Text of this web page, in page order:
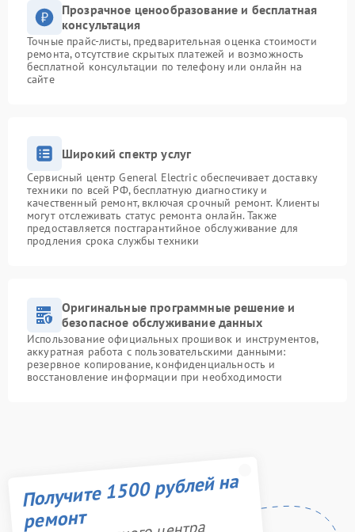
Прозрачное ценообразование и бесплатная
консультация
Точные прайс-листы, предварительная оценка стоимости
ремонта, отсутствие скрытых платежей и возможность
бесплатной консультации по телефону или онлайн на
сайте
Широкий спектр услуг
Сервисный центр General Electric обеспечивает доставку
техники по всей РФ, бесплатную диагностику и
качественный ремонт, включая срочный ремонт. Клиенты
могут отслеживать статус ремонта онлайн. Также
предоставляется постгарантийное обслуживание для
продления срока службы техники
Оригинальные программные решение и
безопасное обслуживание данных
Использование официальных прошивок и инструментов,
аккуратная работа с пользовательскими данными:
резервное копирование, конфиденциальность и
восстановление информации при необходимости
Получите 1500 рублей на
ремонт